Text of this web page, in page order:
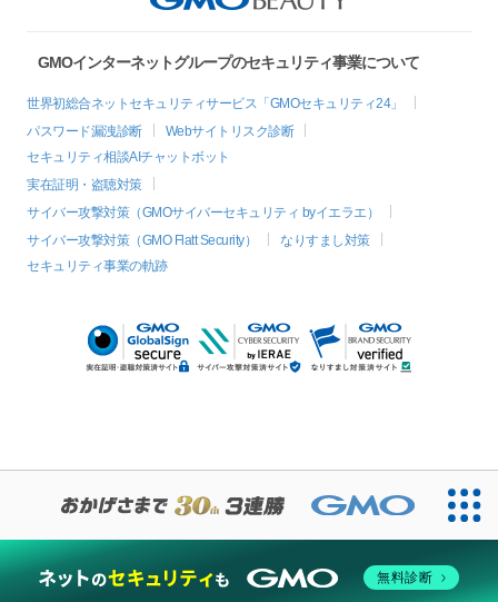
GMOインターネットグループのセキュリティ事業について
世界初総合ネットセキュリティサービス「GMOセキュリティ24」
パスワード漏洩診断
Webサイトリスク診断
セキュリティ相談AIチャットボット
実在証明・盗聴対策
サイバー攻撃対策（GMOサイバーセキュリティ byイエラエ）
サイバー攻撃対策（GMO Flatt Security）
なりすまし対策
セキュリティ事業の軌跡
無料診断